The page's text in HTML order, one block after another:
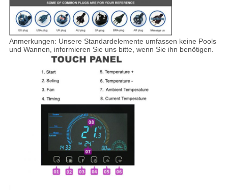
Anmerkungen: Unsere Standardelemente umfassen keine Pools
und Wannen, informieren Sie uns bitte, wenn Sie ihn benötigen.